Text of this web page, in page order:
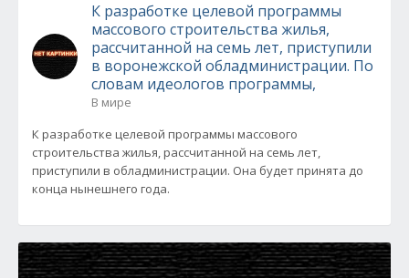
К разработке целевой программы
массового строительства жилья,
рассчитанной на семь лет, приступили
в воронежской обладминистрации. По
словам идеологов программы,
В мире
К разработке целевой программы массового
строительства жилья, рассчитанной на семь лет,
приступили в обладминистрации. Она будет принята до
конца нынешнего года.